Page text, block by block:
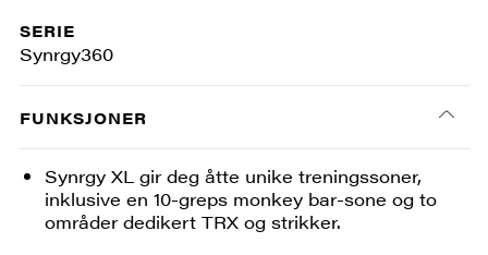
SERIE
Synrgy360
FUNKSJONER
Synrgy XL gir deg åtte unike treningssoner,
inklusive en 10-greps monkey bar-sone og to
områder dedikert TRX og strikker.